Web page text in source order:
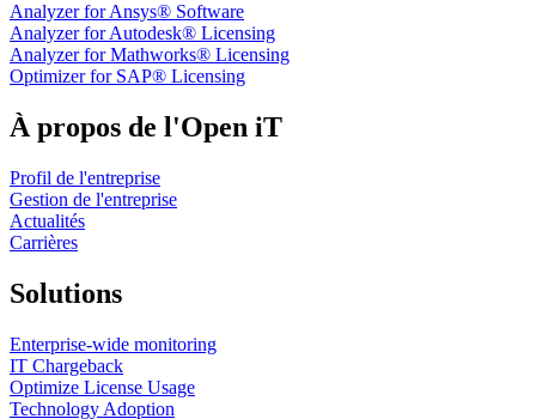
Analyzer for Ansys® Software
Analyzer for Autodesk® Licensing
Analyzer for Mathworks® Licensing
Optimizer for SAP® Licensing
À propos de l'Open iT
Profil de l'entreprise
Gestion de l'entreprise
Actualités
Carrières
Solutions
Enterprise-wide monitoring
IT Chargeback
Optimize License Usage
Technology Adoption